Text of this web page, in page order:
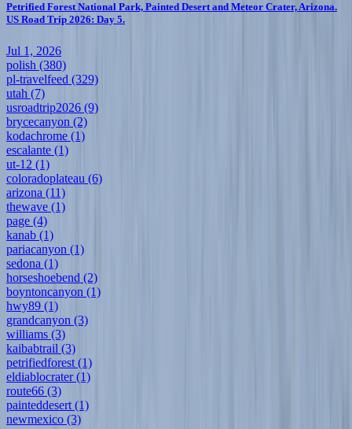
Petrified Forest National Park, Painted Desert and Meteor Crater, Arizona.
US Road Trip 2026: Day 5.
Jul 1, 2026
polish (380)
pl-travelfeed (329)
utah (7)
usroadtrip2026 (9)
brycecanyon (2)
kodachrome (1)
escalante (1)
ut-12 (1)
coloradoplateau (6)
arizona (11)
thewave (1)
page (4)
kanab (1)
pariacanyon (1)
sedona (1)
horseshoebend (2)
boyntoncanyon (1)
hwy89 (1)
grandcanyon (3)
williams (3)
kaibabtrail (3)
petrifiedforest (1)
eldiablocrater(1)
route66 (3)
painteddesert (1)
newmexico (3)